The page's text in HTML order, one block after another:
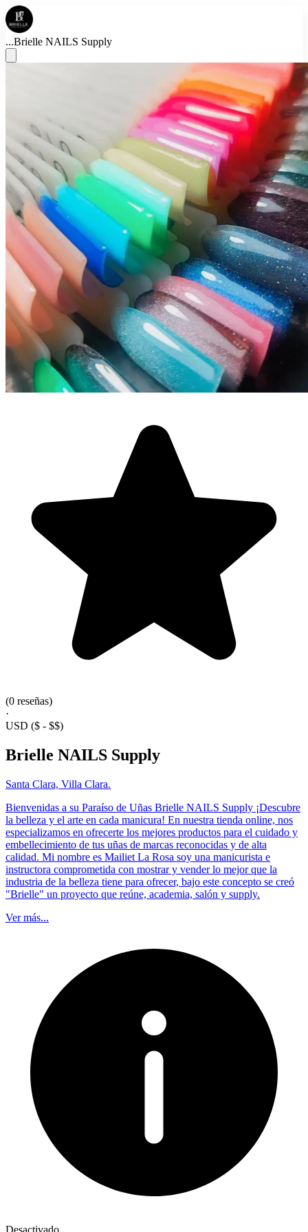
...Brielle NAILS Supply
(0 reseñas)
·
USD ($ - $$)
Brielle NAILS Supply
Santa Clara, Villa Clara.
Bienvenidas a su Paraíso de Uñas Brielle NAILS Supply ¡Descubre
la belleza y el arte en cada manicura! En nuestra tienda online, nos
especializamos en ofrecerte los mejores productos para el cuidado y
embellecimiento de tus uñas de marcas reconocidas y de alta
calidad. Mi nombre es Mailiet La Rosa soy una manicurista e
instructora comprometida con mostrar y vender lo mejor que la
industria de la belleza tiene para ofrecer, bajo este concepto se creó
"Brielle" un proyecto que reúne, academia, salón y supply.
Ver más...
Desactivado